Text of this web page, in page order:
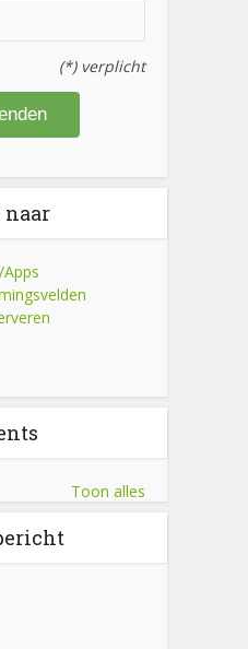
(*) verplicht
naar
Toon alles